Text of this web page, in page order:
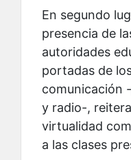
En segundo
presencia de
autoridades
portadas de
comunicación
y radio-,
virtualidad
a las clases